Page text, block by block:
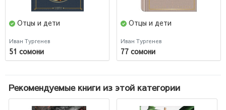
Отцы и дети
Иван Тургенев
51 сомони
Отцы и дети
Иван Тургенев
77 сомони
Рекомендуемые книги из этой категории